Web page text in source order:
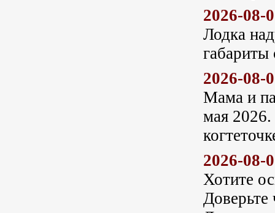
2026-08-
Лодка
2026-08-
Мама и
мая
2026-08-
Хотите
Доверьте